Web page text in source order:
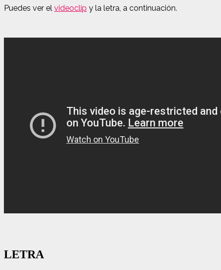
Puedes ver el videoclip y la letra, a continuación.
LETRA